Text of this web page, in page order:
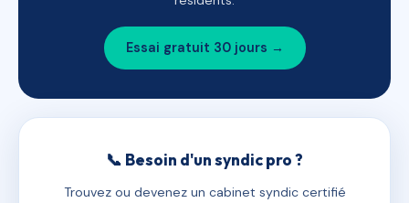
Essai gratuit 30 jours →
📞 Besoin d'un syndic pro ?
Trouvez ou devenez un cabinet syndic certifié